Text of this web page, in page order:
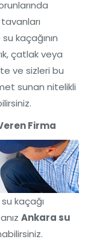
kaçağının
çatlak veya
ve sizleri bu
sunan nitelikli
Firma
kaçağı
Ankara su